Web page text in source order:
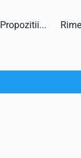
Propozitii...